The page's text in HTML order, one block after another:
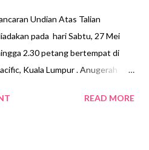
Undian Atas Talian
pada hari Sabtu, 27 Mei
2.30 petang bertempat di
Kuala Lumpur . Anugerah
Media Sdn. Bhd. Anugerah
READ MORE